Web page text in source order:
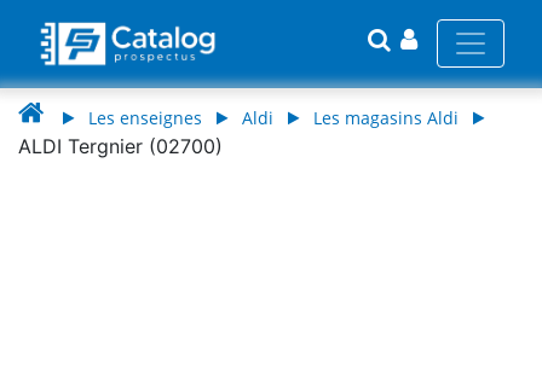
Les enseignes Aldi Les magasins Aldi
ALDI Tergnier (02700)